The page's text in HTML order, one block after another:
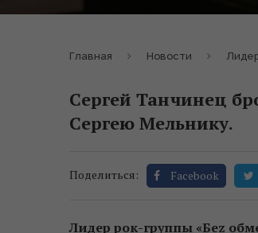
Главная Новости
Сергей Танчинец
Сергею Мельнику.
Поделиться: Facebook
Лидер рок-группы «Беz